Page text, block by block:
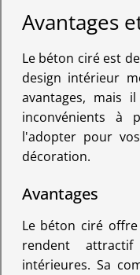
Avantages
Le béton ciré est
design intérieur
avantages, mais
inconvénients à
l'adopter pour
décoration.
Avantages
Le béton ciré
rendent
intérieures. Sa